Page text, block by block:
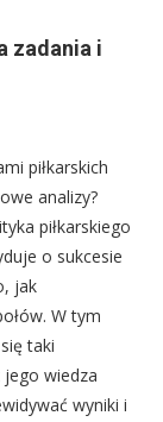
zadania i
piłkarskich
analizy?
piłkarskiego
o sukcesie
jak
W tym
taki
wiedza
wyniki i